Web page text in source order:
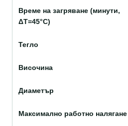
Време на загряване (минути,
ΔТ=45°С)
Тегло
Височина
Диаметър
Максимално работно налягане